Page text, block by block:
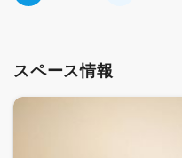
スペース情報